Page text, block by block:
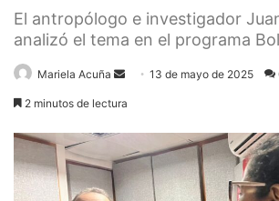
El antropólogo e investigador
analizó el tema en el programa
Mariela Acuña
Send13 de mayo de 2025
2 minutos de lectura